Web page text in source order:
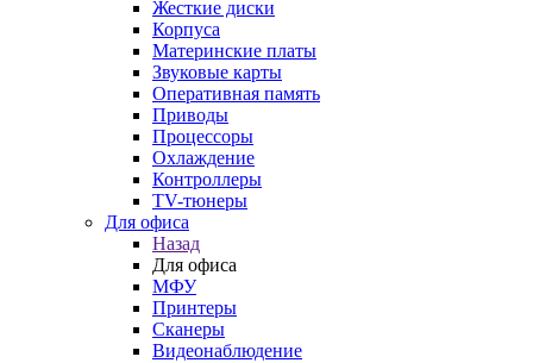
Жесткие диски
Корпуса
Материнские платы
Звуковые карты
Оперативная память
Приводы
Процессоры
Охлаждение
Контроллеры
TV-тюнеры
Для офиса
Назад
Для офиса
МФУ
Принтеры
Сканеры
Видеонаблюдение